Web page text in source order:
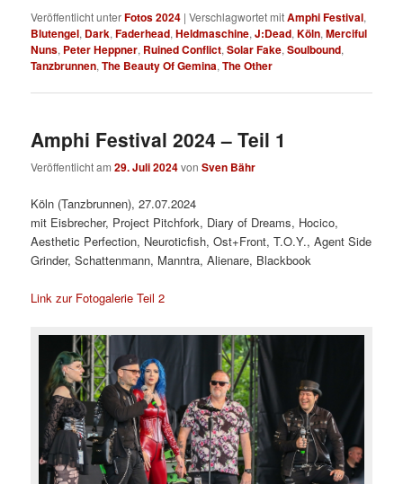
Veröffentlicht unterFotos 2024 |Verschlagwortet mitAmphi Festival,
Blutengel, Dark,Faderhead,Heldmaschine,J:Dead,Köln,Merciful
Nuns, Peter Heppner, Ruined Conflict,Solar Fake,Soulbound,
Tanzbrunnen,The Beauty Of Gemina,The Other
Amphi Festival 2024 – Teil 1
Veröffentlicht am29. Juli 2024vonSven Bähr
Köln (Tanzbrunnen), 27.07.2024
mit Eisbrecher, Project Pitchfork, Diary of Dreams, Hocico,
Aesthetic Perfection, Neuroticfish, Ost+Front, T.O.Y., Agent Side
Grinder, Schattenmann, Manntra, Alienare, Blackbook
Link zur Fotogalerie Teil 2